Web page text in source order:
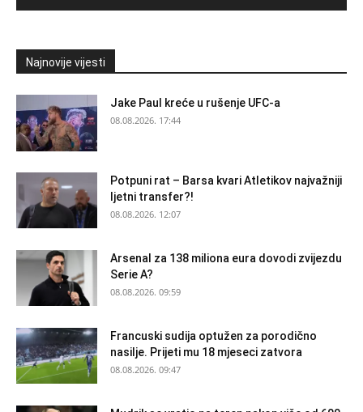
Najnovije vijesti
Jake Paul kreće u rušenje UFC-a
08.08.2026. 17:44
Potpuni rat – Barsa kvari Atletikov najvažniji
ljetni transfer?!
08.08.2026. 12:07
Arsenal za 138 miliona eura dovodi zvijezdu
Serie A?
08.08.2026. 09:59
Francuski sudija optužen za porodično
nasilje. Prijeti mu 18 mjeseci zatvora
08.08.2026. 09:47